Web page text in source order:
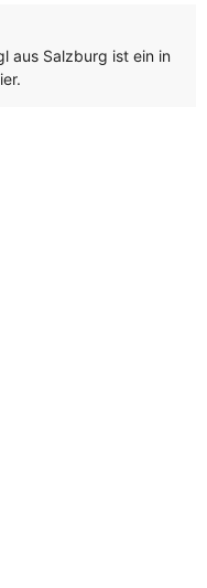
aus Salzburg ist ein in